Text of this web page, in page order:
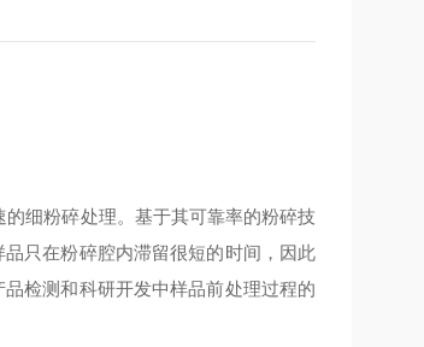
细粉碎处理。基于其可靠率的粉碎技
只在粉碎腔内滞留很短的时间，因此
检测和科研开发中样品前处理过程的